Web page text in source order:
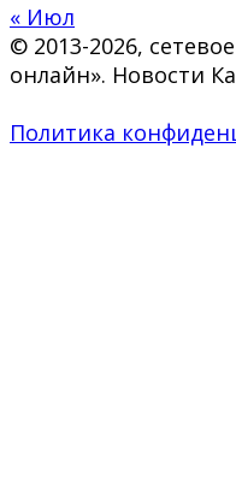
« Июл
© 2013-2026,
онлайн». Новости
Политика